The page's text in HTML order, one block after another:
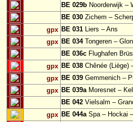
BE 029b Noorderwijk –
BE 030 Zichem –
gpx BE 031 Liers – Ans
gpx BE 034Tongeren –
BE 036c Flughafen
gpx BE 038 Chênée (Liège)
gpx BE 039 Gemmenich –
gpx BE 039aMoresnet –
BE 042 Vielsalm –
gpx BE 044aSpa – Hockai